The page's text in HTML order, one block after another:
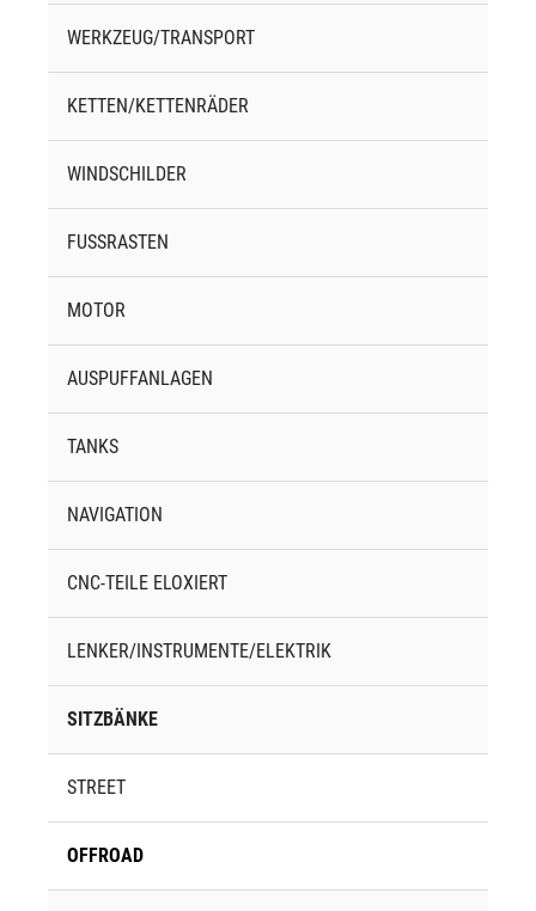
WERKZEUG/TRANSPORT
KETTEN/KETTENRÄDER
WINDSCHILDER
FUSSRASTEN
MOTOR
AUSPUFFANLAGEN
TANKS
NAVIGATION
CNC-TEILE ELOXIERT
LENKER/INSTRUMENTE/ELEKTRIK
SITZBÄNKE
STREET
OFFROAD